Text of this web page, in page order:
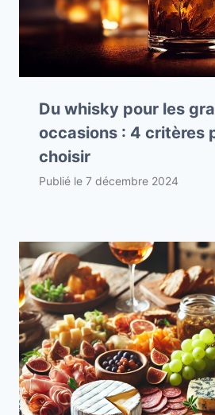
Du whisky pour les
occasions : 4 critères
choisir
Publié le 7 décembre 2024